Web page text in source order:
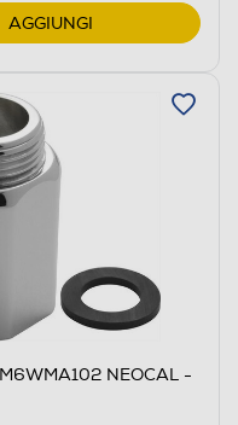
AGGIUNGI
NEOCAL -